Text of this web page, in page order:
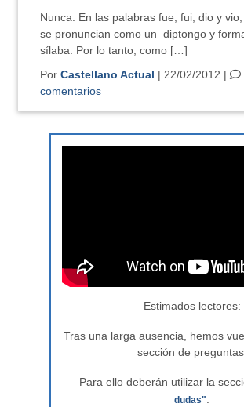
Nunca. En las palabras fue, fui, dio y
se pronuncian como un diptongo y
sílaba. Por lo tanto, como […]
PorCastellano Actual | 22/02/2012 |
comentarios
Estimados lectores:
Tras una larga ausencia, hemos
sección de preguntas.
Para ello deberán utilizar la
dudas"